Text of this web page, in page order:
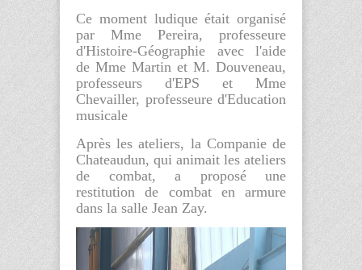
Ce moment ludique était organisé
par Mme Pereira, professeure
d'Histoire-Géographie avec l'aide
de Mme Martin et M. Douveneau,
professeurs d'EPS et Mme
Chevailler, professeure d'Education
musicale
Après les ateliers, la Companie de
Chateaudun, qui animait les ateliers
de combat, a proposé une
restitution de combat en armure
dans la salle Jean Zay.